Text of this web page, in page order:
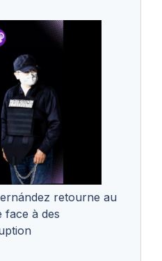
retourne au
face à des